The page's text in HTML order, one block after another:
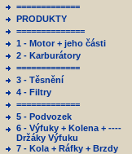
=============
PRODUKTY
==============
1 - Motor + jeho části
2 - Karburátory
=============
3 - Těsnění
4 - Filtry
=============
5 - Podvozek
6 - Výfuky + Kolena + ----
Držáky Výfuku
7 - Kola + Ráfky + Brzdy